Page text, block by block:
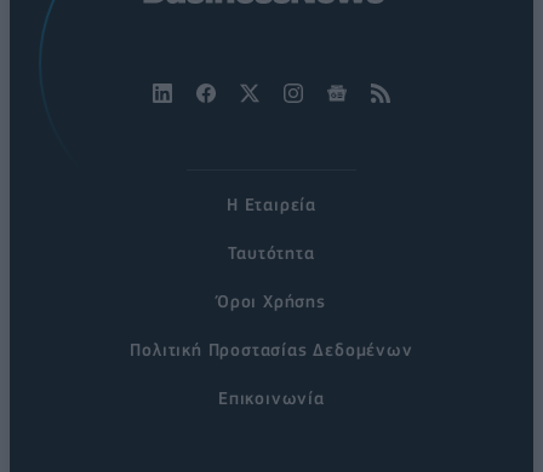
Η Εταιρεία
Ταυτότητα
Όροι Χρήσης
Πολιτική Προστασίας Δεδομένων
Επικοινωνία